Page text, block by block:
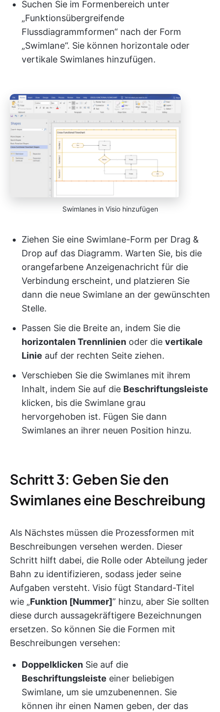
Suchen Sie im Formenbereich unter
„Funktionsübergreifende
Flussdiagrammformen“ nach der Form
„Swimlane“. Sie können horizontale oder
vertikale Swimlanes hinzufügen.
Swimlanes in Visio hinzufügen
Ziehen Sie eine Swimlane-Form per Drag &
Drop auf das Diagramm. Warten Sie, bis die
orangefarbene Anzeigenachricht für die
Verbindung erscheint, und platzieren Sie
dann die neue Swimlane an der gewünschten
Stelle.
Passen Sie die Breite an, indem Sie die
horizontalen Trennlinien oder die vertikale
Linie auf der rechten Seite ziehen.
Verschieben Sie die Swimlanes mit ihrem
Inhalt, indem Sie auf die Beschriftungsleiste
klicken, bis die Swimlane grau
hervorgehoben ist. Fügen Sie dann
Swimlanes an ihrer neuen Position hinzu.
Schritt 3: Geben Sie den
Swimlanes eine Beschreibung
Als Nächstes müssen die Prozessformen mit
Beschreibungen versehen werden. Dieser
Schritt hilft dabei, die Rolle oder Abteilung jeder
Bahn zu identifizieren, sodass jeder seine
Aufgaben versteht. Visio fügt Standard-Titel
wie „Funktion [Nummer]” hinzu, aber Sie sollten
diese durch aussagekräftigere Bezeichnungen
ersetzen. So können Sie die Formen mit
Beschreibungen versehen:
Doppelklicken Sie auf die
Beschriftungsleiste einer beliebigen
Swimlane, um sie umzubenennen. Sie
können ihr einen Namen geben, der das